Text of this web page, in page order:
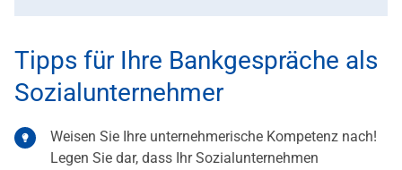
Tipps für Ihre Bankgespräche als
Sozialunternehmer
Weisen Sie Ihre unternehmerische Kompetenz nach!
Legen Sie dar, dass Ihr Sozialunternehmen